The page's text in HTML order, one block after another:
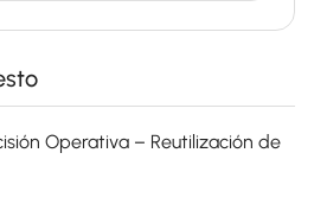
Operativa – Reutilización de